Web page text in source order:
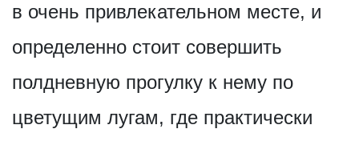
в очень привлекательном месте, и
определенно стоит совершить
полдневную прогулку к нему по
цветущим лугам, где практически